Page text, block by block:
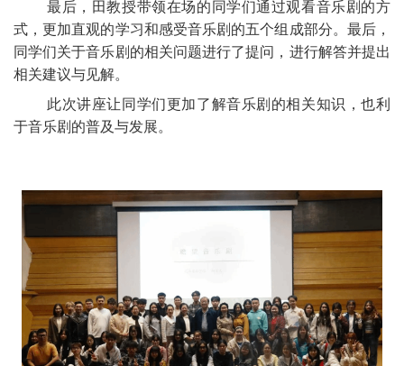
最后，田教授带领在场的同学们通过观看音乐剧的方
式，更加直观的学习和感受音乐剧的五个组成部分。最后，
同学们关于音乐剧的相关问题进行了提问，进行解答并提出
相关建议与见解。
此次讲座让同学们更加了解音乐剧的相关知识，也利
于音乐剧的普及与发展。